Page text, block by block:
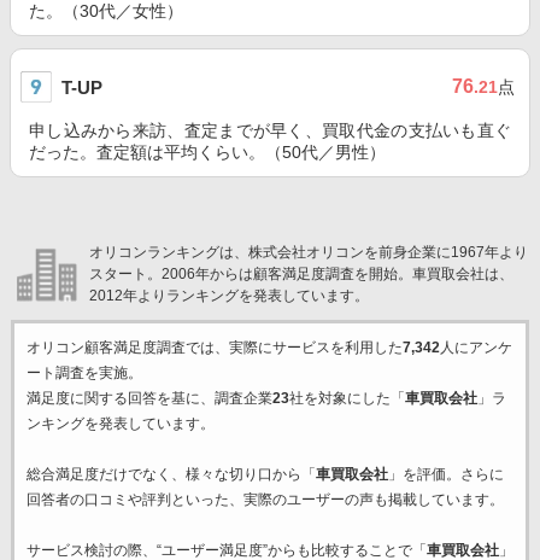
た。（30代／女性）
T-UP 76.21点
申し込みから来訪、査定までが早く、買取代金の支払いも直ぐ
だった。査定額は平均くらい。（50代／男性）
オリコンランキングは、株式会社オリコンを前身企業に1967年より
スタート。2006年からは顧客満足度調査を開始。車買取会社は、
2012年よりランキングを発表しています。
オリコン顧客満足度調査では、実際にサービスを利用した7,342人にアンケ
ート調査を実施。
満足度に関する回答を基に、調査企業23社を対象にした「 車買取会社」ラ
ンキングを発表しています。
総合満足度だけでなく、様々な切り口から「 車買取会社」を評価。さらに
回答者の口コミや評判といった、実際のユーザーの声も掲載しています。
サービス検討の際、“ユーザー満足度”からも比較することで「 車買取会社」